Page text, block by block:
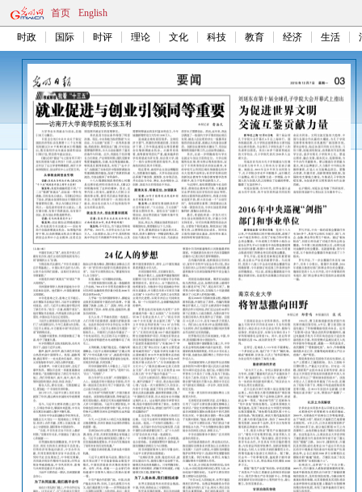
首页 English
时政 国际 时评 理论 文化 科技 教育 经济 生活